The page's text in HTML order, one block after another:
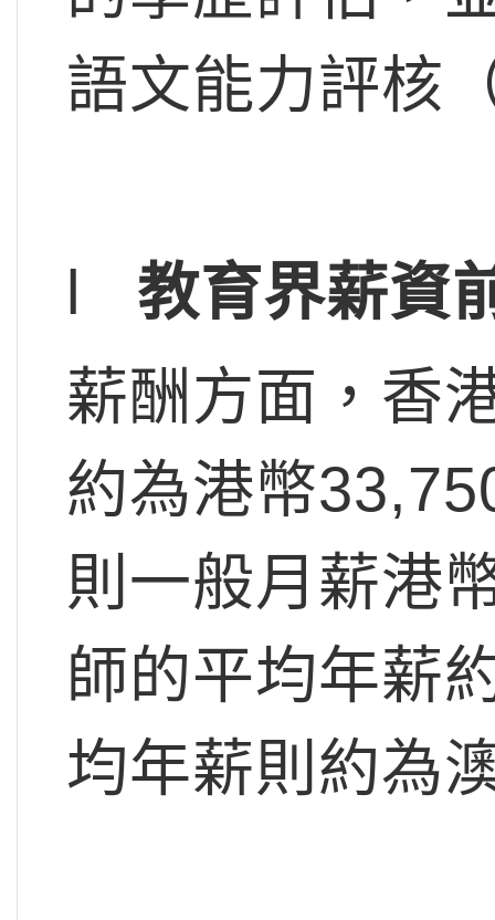
語文能力評核
l 教育界薪資
薪酬方面，香
約為港幣
則一般月薪港
師的平均年薪
均年薪則約為